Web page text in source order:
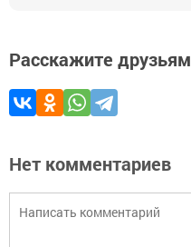
Расскажите друзьям
Нет комментариев